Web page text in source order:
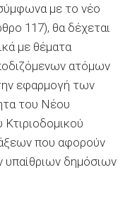
με το νέο
117), θα δέχεται
με θέματα
ατόμων
εφαρμογή των
του Νέου
που αφορούν
δημόσιων